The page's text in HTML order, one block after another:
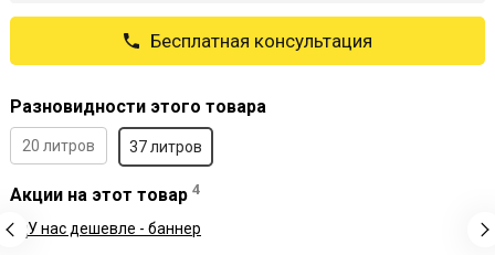
Бесплатная консультация
Разновидности этого товара
20 литров 37 литров
Акции на этот товар 4